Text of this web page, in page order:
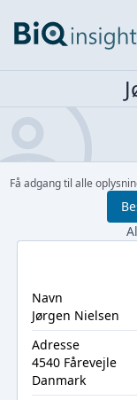
Få adgang til alle
Navn
Jørgen Nielsen
Adresse
4540 Fårevejle
Danmark